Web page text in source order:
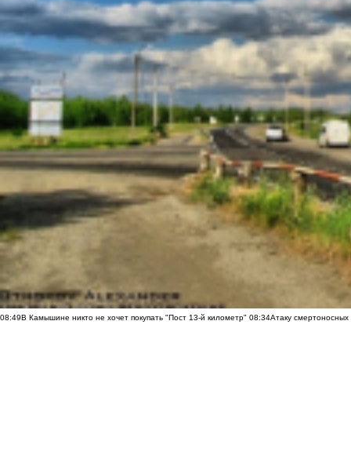
08:49В Камышине никто не хочет покупать "Пост 13-й километр" 08:34Атаку